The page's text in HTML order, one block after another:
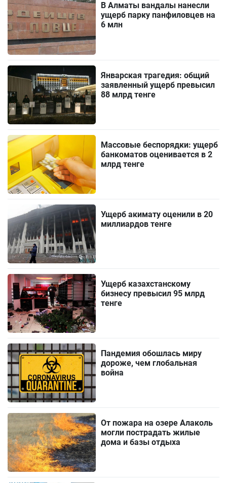
В Алматы вандалы нанесли
ущерб парку панфиловцев на
6 млн
Январская трагедия: общий
заявленный ущерб превысил
88 млрд тенге
Массовые беспорядки: ущерб
банкоматов оценивается в 2
млрд тенге
Ущерб акимату оценили в 20
миллиардов тенге
Ущерб казахстанскому
бизнесу превысил 95 млрд
тенге
Пандемия обошлась миру
дороже, чем глобальная
война
От пожара на озере Алаколь
могли пострадать жилые
дома и базы отдыха